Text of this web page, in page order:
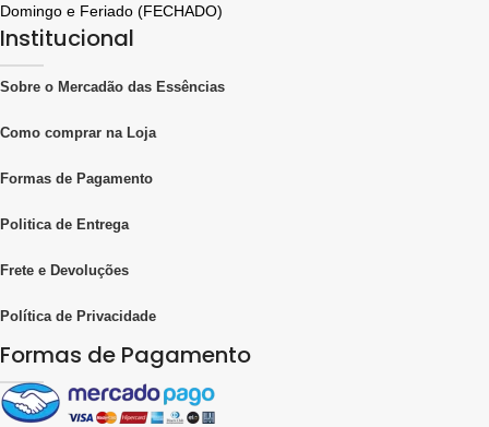
Domingo e Feriado (FECHADO)
Institucional
Sobre o Mercadão das Essências
Como comprar na Loja
Formas de Pagamento
Politica de Entrega
Frete e Devoluções
Política de Privacidade
Formas de Pagamento